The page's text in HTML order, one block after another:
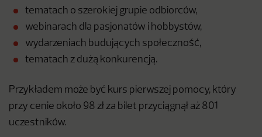
tematach o szerokiej grupie odbiorców,
webinarach dla pasjonatów i hobbystów,
wydarzeniach budujących społeczność,
tematach z dużą konkurencją.
Przykładem może być kurs pierwszej pomocy, który
przy cenie około 98 zł za bilet przyciągnął aż 801
uczestników.